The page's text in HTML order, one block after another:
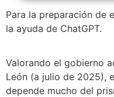
Para la preparación de
la ayuda de ChatGPT.
Valorando el gobierno
León (a julio de 2025),
depende mucho del